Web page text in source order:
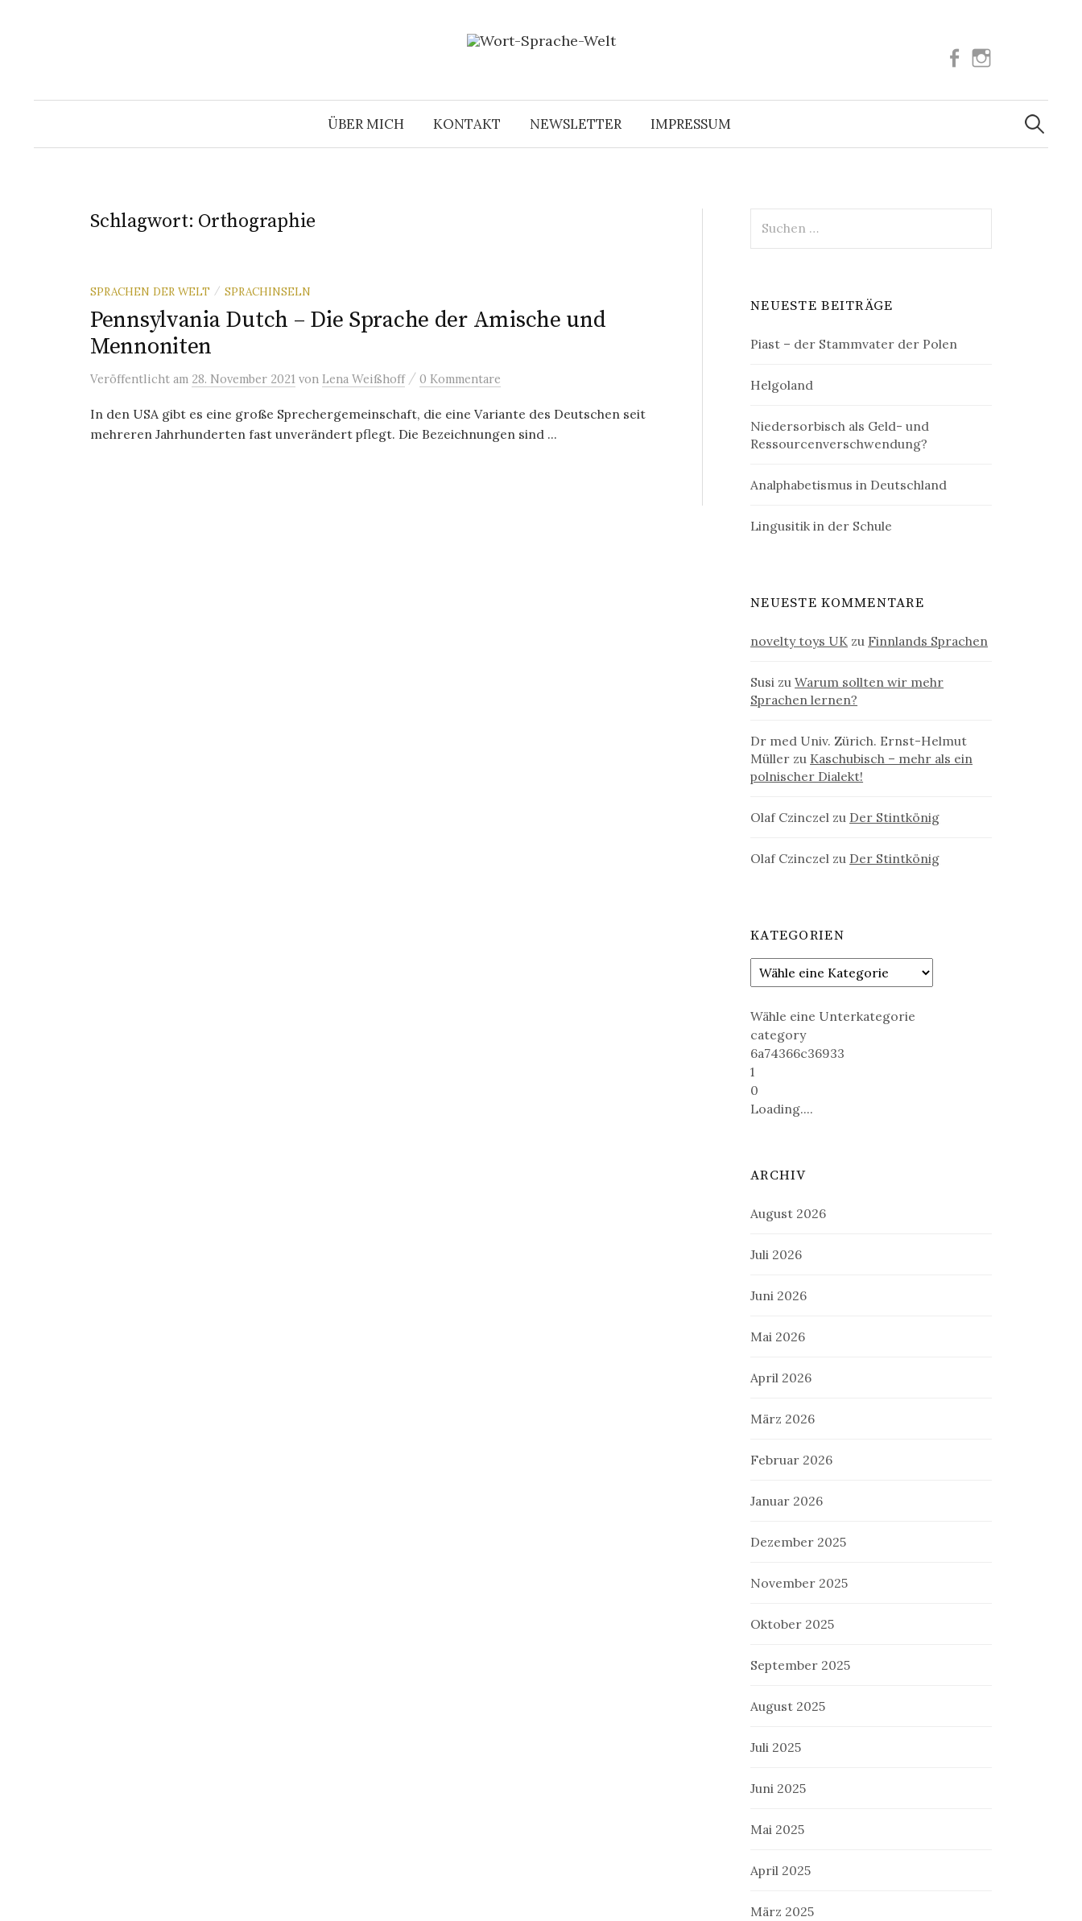
Facebook
ÜBER MICH KONTAKT NEWSLETTER IMPRESSUM
Suchen
nach:
Schlagwort: Orthographie
SPRACHEN DER WELT / SPRACHINSELN
Pennsylvania Dutch – Die Sprache der Amische und
Mennoniten
Veröffentlicht am 28. November 2021 von Lena Weißhoff / 0 Kommentare
In den USA gibt es eine große Sprechergemeinschaft, die eine Variante des Deutschen seit
mehreren Jahrhunderten fast unverändert pflegt. Die Bezeichnungen sind ...
nach:
NEUESTE BEITRÄGE
Piast – der Stammvater der Polen
Helgoland
Niedersorbisch als Geld- und
Ressourcenverschwendung?
Analphabetismus in Deutschland
Lingusitik in der Schule
NEUESTE KOMMENTARE
novelty toys UK zu Finnlands Sprachen
Susi zuWarum sollten wir mehr
Sprachen lernen?
Dr med Univ. Zürich. Ernst-Helmut
Müller zu Kaschubisch – mehr als ein
polnischer Dialekt!
Olaf Czinczel zu Der Stintkönig
Olaf Czinczel zu Der Stintkönig
KATEGORIEN
Wähle eine Unterkategorie
category
6a74366c36933
1
0
Loading....
ARCHIV
August 2026
Juli 2026
Juni 2026
Mai 2026
April 2026
März 2026
Februar 2026
Januar 2026
Dezember 2025
November 2025
Oktober 2025
September 2025
August 2025
Juli 2025
Juni 2025
Mai 2025
April 2025
März 2025